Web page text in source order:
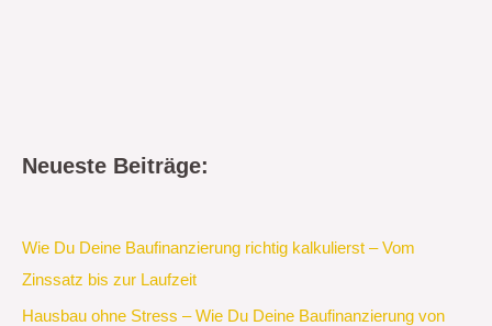
Neueste Beiträge:
Wie Du Deine Baufinanzierung richtig kalkulierst – Vom
Zinssatz bis zur Laufzeit
Hausbau ohne Stress – Wie Du Deine Baufinanzierung von